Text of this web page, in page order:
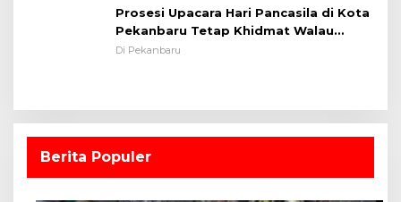
Prosesi Upacara Hari Pancasila di Kota
Pekanbaru Tetap Khidmat Walau
Dalam Ruangan
Di Pekanbaru
Berita Populer